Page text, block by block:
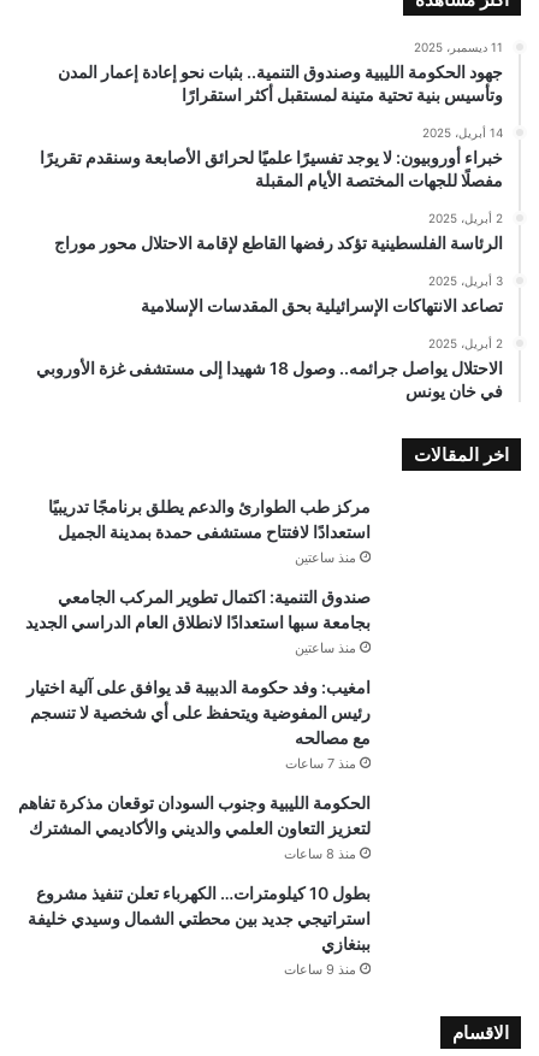
11 ديسمبر، 2025
جهود الحكومة الليبية وصندوق التنمية.. بثبات نحو إعادة إعمار المدن
وتأسيس بنية تحتية متينة لمستقبل أكثر استقرارًا
14 أبريل، 2025
خبراء أوروبيون: لا يوجد تفسيرًا علميًا لحرائق الأصابعة وسنقدم تقريرًا
مفصلًا للجهات المختصة الأيام المقبلة
2 أبريل، 2025
الرئاسة الفلسطينية تؤكد رفضها القاطع لإقامة الاحتلال محور موراج
3 أبريل، 2025
تصاعد الانتهاكات الإسرائيلية بحق المقدسات الإسلامية
2 أبريل، 2025
الاحتلال يواصل جرائمه.. وصول 18 شهيدا إلى مستشفى غزة الأوروبي
في خان يونس
اخر المقالات
مركز طب الطوارئ والدعم يطلق برنامجًا تدريبيًا
استعدادًا لافتتاح مستشفى حمدة بمدينة الجميل
منذ ساعتين
صندوق التنمية: اكتمال تطوير المركب الجامعي
بجامعة سبها استعدادًا لانطلاق العام الدراسي الجديد
منذ ساعتين
امغيب: وفد حكومة الدبيبة قد يوافق على آلية اختيار
رئيس المفوضية ويتحفظ على أي شخصية لا تنسجم
مع مصالحه
منذ 7 ساعات
الحكومة الليبية وجنوب السودان توقعان مذكرة تفاهم
لتعزيز التعاون العلمي والديني والأكاديمي المشترك
منذ 8 ساعات
بطول 10 كيلومترات… الكهرباء تعلن تنفيذ مشروع
استراتيجي جديد بين محطتي الشمال وسيدي خليفة
ببنغازي
منذ 9 ساعات
الاقسام